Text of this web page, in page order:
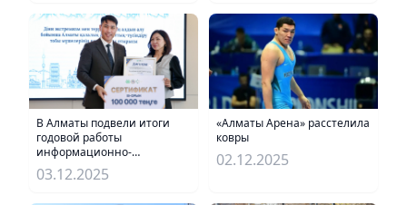
В Алматы подвели итоги
годовой работы
информационно-
разъяснительной группы по
профилактике религиозного
03.12.2025
«Алматы Арена» расстелила
ковры
02.12.2025